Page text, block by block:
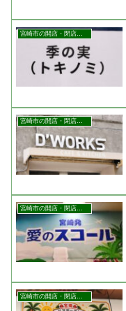
宮崎市の開店・閉店まとめ
宮崎市の開店・閉店まとめ